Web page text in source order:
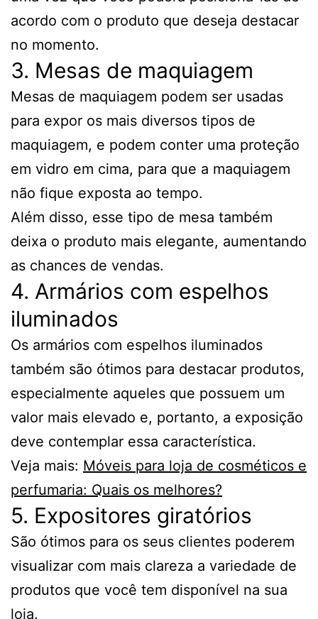
acordo com o produto que deseja destacar
no momento.
3. Mesas de maquiagem
Mesas de maquiagem podem ser usadas
para expor os mais diversos tipos de
maquiagem, e podem conter uma proteção
em vidro em cima, para que a maquiagem
não fique exposta ao tempo.
Além disso, esse tipo de mesa também
deixa o produto mais elegante, aumentando
as chances de vendas.
4. Armários com espelhos
iluminados
Os armários com espelhos iluminados
também são ótimos para destacar produtos,
especialmente aqueles que possuem um
valor mais elevado e, portanto, a exposição
deve contemplar essa característica.
Veja mais: Móveis para loja de cosméticos e
perfumaria: Quais os melhores?
5. Expositores giratórios
São ótimos para os seus clientes poderem
visualizar com mais clareza a variedade de
produtos que você tem disponível na sua
loja.